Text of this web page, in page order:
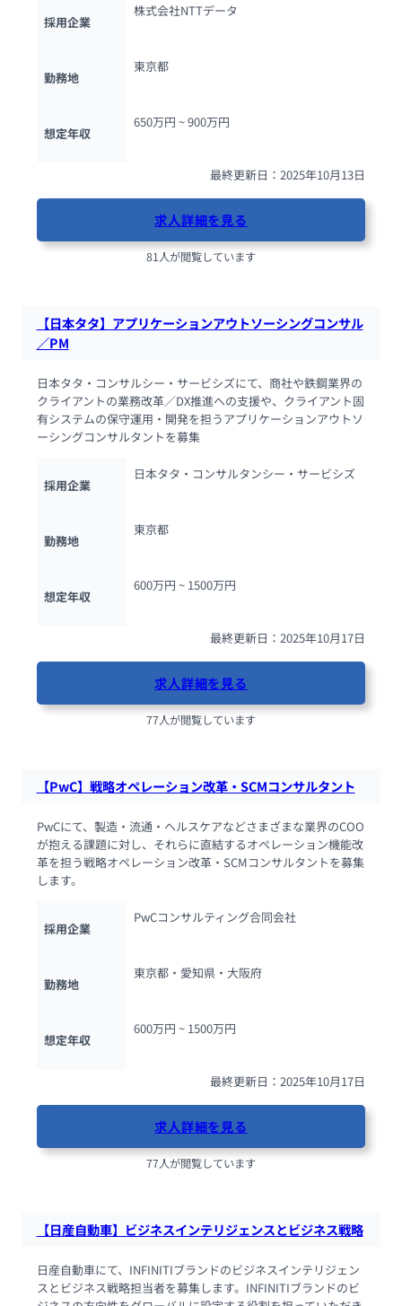
採用企業
株式会社NTTデータ
勤務地
東京都
想定年収
650万円 ~ 900万円
最終更新日：2025年10月13日
求人詳細を見る
81人が閲覧しています
【日本タタ】アプリケーションアウトソーシングコンサル
／PM
日本タタ・コンサルシー・サービシズにて、商社や鉄鋼業界の
クライアントの業務改革／DX推進への支援や、クライアント固
有システムの保守運用・開発を担うアプリケーションアウトソ
ーシングコンサルタントを募集
採用企業
日本タタ・コンサルタンシー・サービシズ
勤務地
東京都
想定年収
600万円 ~ 1500万円
最終更新日：2025年10月17日
求人詳細を見る
77人が閲覧しています
【PwC】戦略オペレーション改革・SCMコンサルタント
PwCにて、製造・流通・ヘルスケアなどさまざまな業界のCOO
が抱える課題に対し、それらに直結するオペレーション機能改
革を担う戦略オペレーション改革・SCMコンサルタントを募集
します。
採用企業
PwCコンサルティング合同会社
勤務地
東京都・愛知県・大阪府
想定年収
600万円 ~ 1500万円
最終更新日：2025年10月17日
求人詳細を見る
77人が閲覧しています
【日産自動車】ビジネスインテリジェンスとビジネス戦略
日産自動車にて、INFINITIブランドのビジネスインテリジェン
スとビジネス戦略担当者を募集します。INFINITIブランドのビ